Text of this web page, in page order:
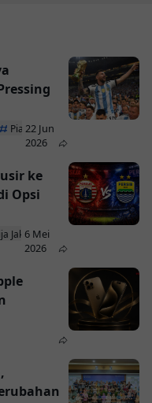
Piala Dunia 2026
22 Jun
2026
ke
Opsi
Jakarta
6 Mei
2026